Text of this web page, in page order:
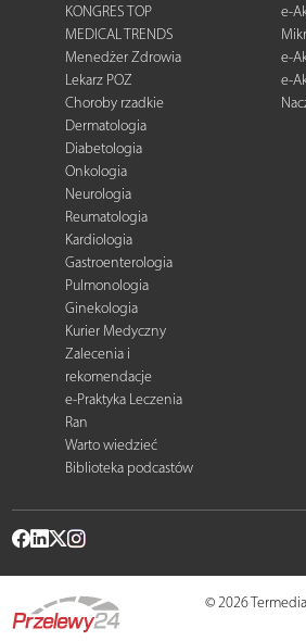
KONGRES TOP
MEDICAL TRENDS
Menedżer Zdrowia
Lekarz POZ
Choroby rzadkie
Dermatologia
Diabetologia
Onkologia
Neurologia
Reumatologia
Kardiologia
Gastroenterologia
Pulmonologia
Ginekologia
Kurier Medyczny
Zalecenia i
rekomendacje
e-Praktyka Leczenia
Ran
Warto wiedzieć
Biblioteka podcastów
e-
e-
e-
© 2026